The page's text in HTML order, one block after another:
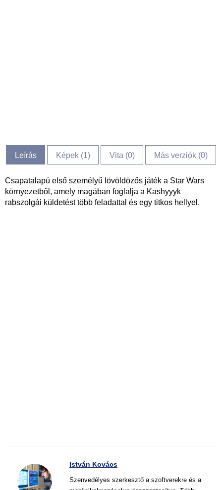
Leírás Képek (1) Vita (0) Más verziók (0)
Csapatalapú első személyű lövöldözős játék a Star Wars
környezetből, amely magában foglalja a Kashyyyk
rabszolgái küldetést több feladattal és egy titkos hellyel.
István Kovács
Szenvedélyes szerkesztő a szoftverekre és a